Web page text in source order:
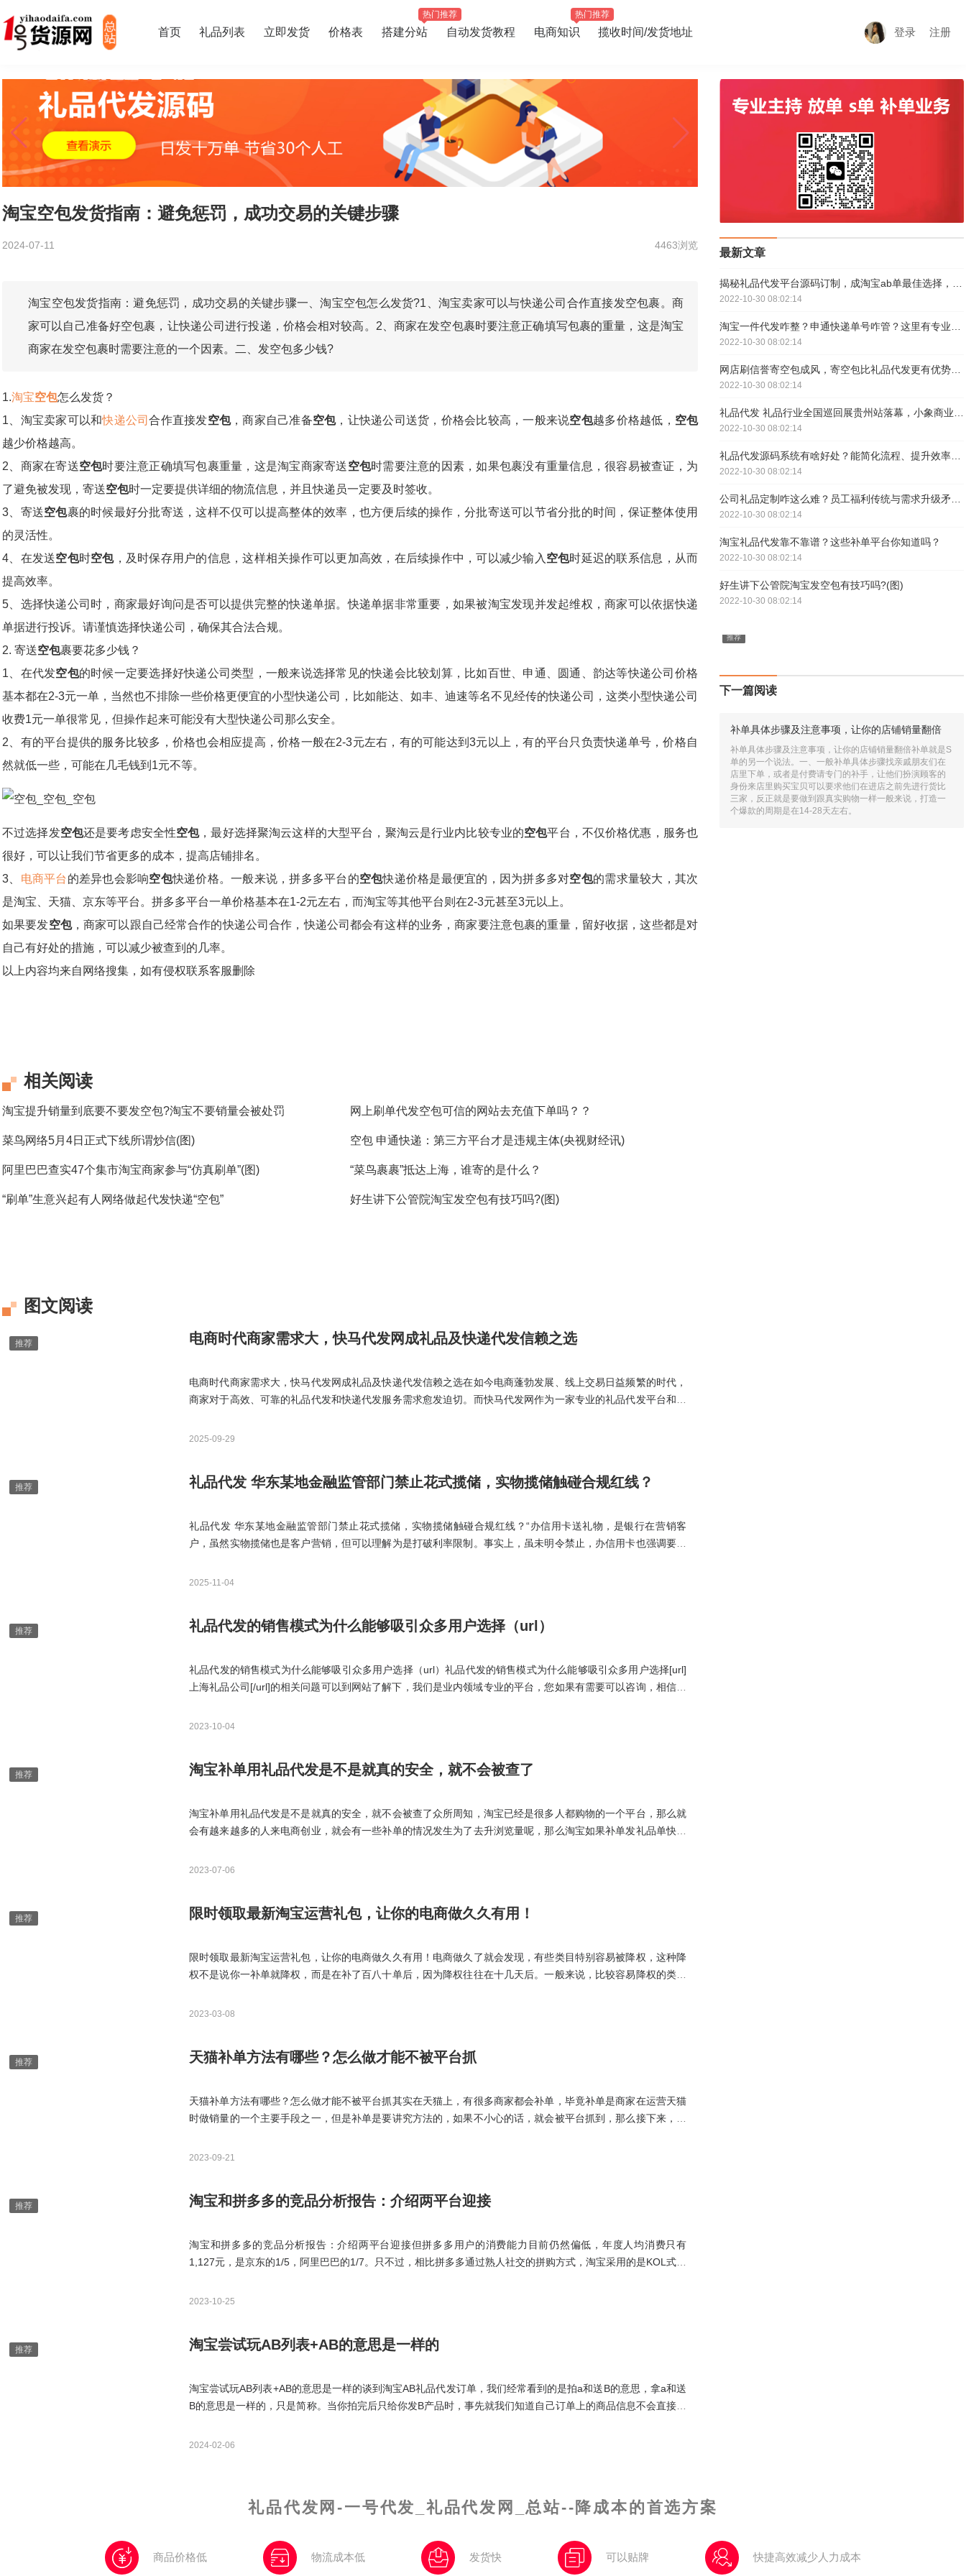
首页 礼品列表 立即发货 价格表
热门推荐
搭建分站 自动发货教程
热门推荐
电商知识 揽收时间/发货地址 登录 注册
淘宝空包发货指南：避免惩罚，成功交易的关键步骤
2024-07-11 4463浏览
淘宝空包发货指南：避免惩罚，成功交易的关键步骤一、淘宝空包怎么发货?1、淘宝卖家可以与快递公司合作直接发空包裹。商
家可以自己准备好空包裹，让快递公司进行投递，价格会相对较高。2、商家在发空包裹时要注意正确填写包裹的重量，这是淘宝
商家在发空包裹时需要注意的一个因素。二、发空包多少钱?
1.淘宝空包怎么发货？
1、淘宝卖家可以和快递公司合作直接发空包，商家自己准备空包，让快递公司送货，价格会比较高，一般来说空包越多价格越低， 空包
越少价格越高。
2、商家在寄送空包时要注意正确填写包裹重量，这是淘宝商家寄送空包时需要注意的因素，如果包裹没有重量信息，很容易被查证，为
了避免被发现，寄送空包时一定要提供详细的物流信息，并且快递员一定要及时签收。
3、寄送空包裹的时候最好分批寄送，这样不仅可以提高整体的效率，也方便后续的操作，分批寄送可以节省分批的时间，保证整体使用
的灵活性。
4、在发送空包时空包，及时保存用户的信息，这样相关操作可以更加高效，在后续操作中，可以减少输入 空包时延迟的联系信息，从而
提高效率。
5、选择快递公司时，商家最好询问是否可以提供完整的快递单据。快递单据非常重要，如果被淘宝发现并发起维权，商家可以依据快递
单据进行投诉。请谨慎选择快递公司，确保其合法合规。
2. 寄送空包裹要花多少钱？
1、在代发空包的时候一定要选择好快递公司类型，一般来说选择常见的快递会比较划算，比如百世、申通、圆通、韵达等快递公司价格
基本都在2-3元一单，当然也不排除一些价格更便宜的小型快递公司，比如能达、如丰、迪速等名不见经传的快递公司，这类小型快递公司
收费1元一单很常见，但操作起来可能没有大型快递公司那么安全。
2、有的平台提供的服务比较多，价格也会相应提高，价格一般在2-3元左右，有的可能达到3元以上，有的平台只负责快递单号，价格自
然就低一些，可能在几毛钱到1元不等。
不过选择发空包还是要考虑安全性空包，最好选择聚淘云这样的大型平台，聚淘云是行业内比较专业的空包平台，不仅价格优惠，服务也
很好，可以让我们节省更多的成本，提高店铺排名。
3、 电商平台 的差异也会影响空包快递价格。一般来说，拼多多平台的空包快递价格是最便宜的，因为拼多多对空包的需求量较大，其次
是淘宝、天猫、京东等平台。拼多多平台一单价格基本在1-2元左右，而淘宝等其他平台则在2-3元甚至3元以上。
如果要发空包，商家可以跟自己经常合作的快递公司合作，快递公司都会有这样的业务，商家要注意包裹的重量，留好收据，这些都是对
自己有好处的措施，可以减少被查到的几率。
以上内容均来自网络搜集，如有侵权联系客服删除
相关阅读
淘宝提升销量到底要不要发空包?淘宝不要销量会被处罚 网上刷单代发空包可信的网站去充值下单吗？？
菜鸟网络5月4日正式下线所谓炒信(图) 空包 申通快递：第三方平台才是违规主体(央视财经讯)
阿里巴巴查实47个集市淘宝商家参与“仿真刷单”(图) “菜鸟裹裹”抵达上海，谁寄的是什么？
“刷单”生意兴起有人网络做起代发快递“空包” 好生讲下公管院淘宝发空包有技巧吗?(图)
图文阅读
电商时代商家需求大，快马代发网成礼品及快递代发信赖之选
电商时代商家需求大，快马代发网成礼品及快递代发信赖之选在如今电商蓬勃发展、线上交易日益频繁的时代，
商家对于高效、可靠的礼品代发和快递代发服务需求愈发迫切。而快马代发网作为一家专业的礼品代发平台和快
2025-09-29
礼品代发 华东某地金融监管部门禁止花式揽储，实物揽储触碰合规红线？
礼品代发 华东某地金融监管部门禁止花式揽储，实物揽储触碰合规红线？“办信用卡送礼物，是银行在营销客
户，虽然实物揽储也是客户营销，但可以理解为是打破利率限制。事实上，虽未明令禁止，办信用卡也强调要理
2025-11-04
礼品代发的销售模式为什么能够吸引众多用户选择（url）
礼品代发的销售模式为什么能够吸引众多用户选择（url）礼品代发的销售模式为什么能够吸引众多用户选择[url]
上海礼品公司[/url]的相关问题可以到网站了解下，我们是业内领域专业的平台，您如果有需要可以咨询，相信可
企业想要作为福利采购送给员工，都能从代发中挑选商品，随时下单，其商品性价比很高。
2023-10-04
淘宝补单用礼品代发是不是就真的安全，就不会被查了
淘宝补单用礼品代发是不是就真的安全，就不会被查了众所周知，淘宝已经是很多人都购物的一个平台，那么就
会有越来越多的人来电商创业，就会有一些补单的情况发生为了去升浏览量呢，那么淘宝如果补单发礼品单快递
方面考虑，礼品代发只要能确保代发平台是真实发货，有物流底单，那么至少在物流上补单的安全系数才算是有
2023-07-06
限时领取最新淘宝运营礼包，让你的电商做久久有用！
限时领取最新淘宝运营礼包，让你的电商做久久有用！电商做久了就会发现，有些类目特别容易被降权，这种降
权不是说你一补单就降权，而是在补了百八十单后，因为降权往往在十几天后。一般来说，比较容易降权的类目
家，链接总是被降权让大家非常头疼，如果你也是做这些类目，那就一定要看我今天的分享。
2023-03-08
天猫补单方法有哪些？怎么做才能不被平台抓
天猫补单方法有哪些？怎么做才能不被平台抓其实在天猫上，有很多商家都会补单，毕竟补单是商家在运营天猫
时做销量的一个主要手段之一，但是补单是要讲究方法的，如果不小心的话，就会被平台抓到，那么接下来，我
要一定的时间来适应市场，因此，在前期不应该有太多的补单，一般会有14天的适应期。四、补单流量
2023-09-21
淘宝和拼多多的竞品分析报告：介绍两平台迎接
淘宝和拼多多的竞品分析报告：介绍两平台迎接但拼多多用户的消费能力目前仍然偏低，年度人均消费只有
1,127元，是京东的1/5，阿里巴巴的1/7。只不过，相比拼多多通过熟人社交的拼购方式，淘宝采用的是KOL式的
2023-10-25
淘宝尝试玩AB列表+AB的意思是一样的
淘宝尝试玩AB列表+AB的意思是一样的谈到淘宝AB礼品代发订单，我们经常看到的是拍a和送B的意思，拿a和送
B的意思是一样的，只是简称。当你拍完后只给你发B产品时，事先就我们知道自己订单上的商品信息不会直接寄
品成本
2024-02-06
最新文章
2022-10-30 08:02:14
2022-10-30 08:02:14
网店刷信誉寄空包成风，寄空包比礼品代发更有优势吗？
2022-10-30 08:02:14
2022-10-30 08:02:14
礼品代发源码系统有啥好处？能简化流程、提升效率，好处多多
2022-10-30 08:02:14
公司礼品定制咋这么难？员工福利传统与需求升级矛盾咋解？
2022-10-30 08:02:14
淘宝礼品代发靠不靠谱？这些补单平台你知道吗？
2022-10-30 08:02:14
好生讲下公管院淘宝发空包有技巧吗?(图)
2022-10-30 08:02:14
下一篇阅读
补单具体步骤及注意事项，让你的店铺销量翻倍
补单具体步骤及注意事项，让你的店铺销量翻倍补单就是S
单的另一个说法。一、一般补单具体步骤找亲戚朋友们在
店里下单，或者是付费请专门的补手，让他们扮演顾客的
身份来店里购买宝贝可以要求他们在进店之前先进行货比
三家，反正就是要做到跟真实购物一样一般来说，打造一
个爆款的周期是在14-28天左右。
礼品代发网-一号代发_礼品代发网_总站--降成本的首选方案
商品价格低 物流成本低 发货快 可以贴牌 快捷高效减少人力成本